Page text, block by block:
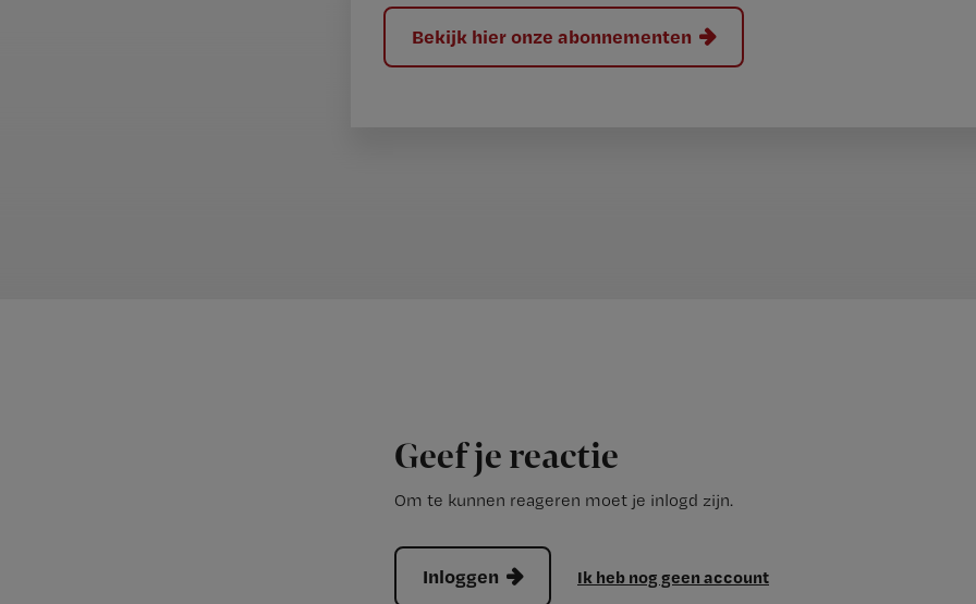
?
Bekijk hier onze abonnementen
Geef je reactie
Om te kunnen reageren moet je inlogd zijn.
Inloggen Ik heb nog geen account